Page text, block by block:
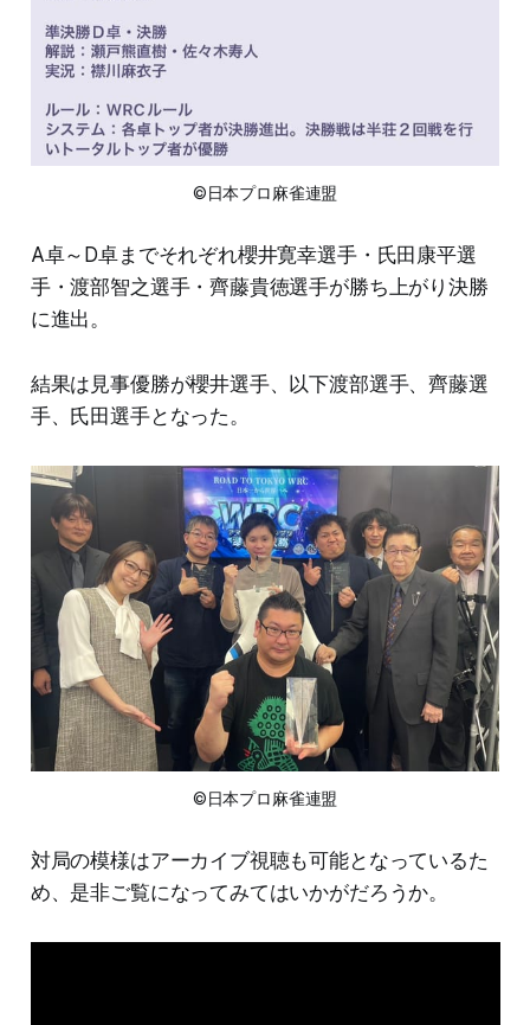
©日本プロ麻雀連盟
A卓～D卓までそれぞれ櫻井寛幸選手・氏田康平選
手・渡部智之選手・齊藤貴徳選手が勝ち上がり決勝
に進出。
結果は見事優勝が櫻井選手、以下渡部選手、齊藤選
手、氏田選手となった。
©日本プロ麻雀連盟
対局の模様はアーカイブ視聴も可能となっているた
め、是非ご覧になってみてはいかがだろうか。